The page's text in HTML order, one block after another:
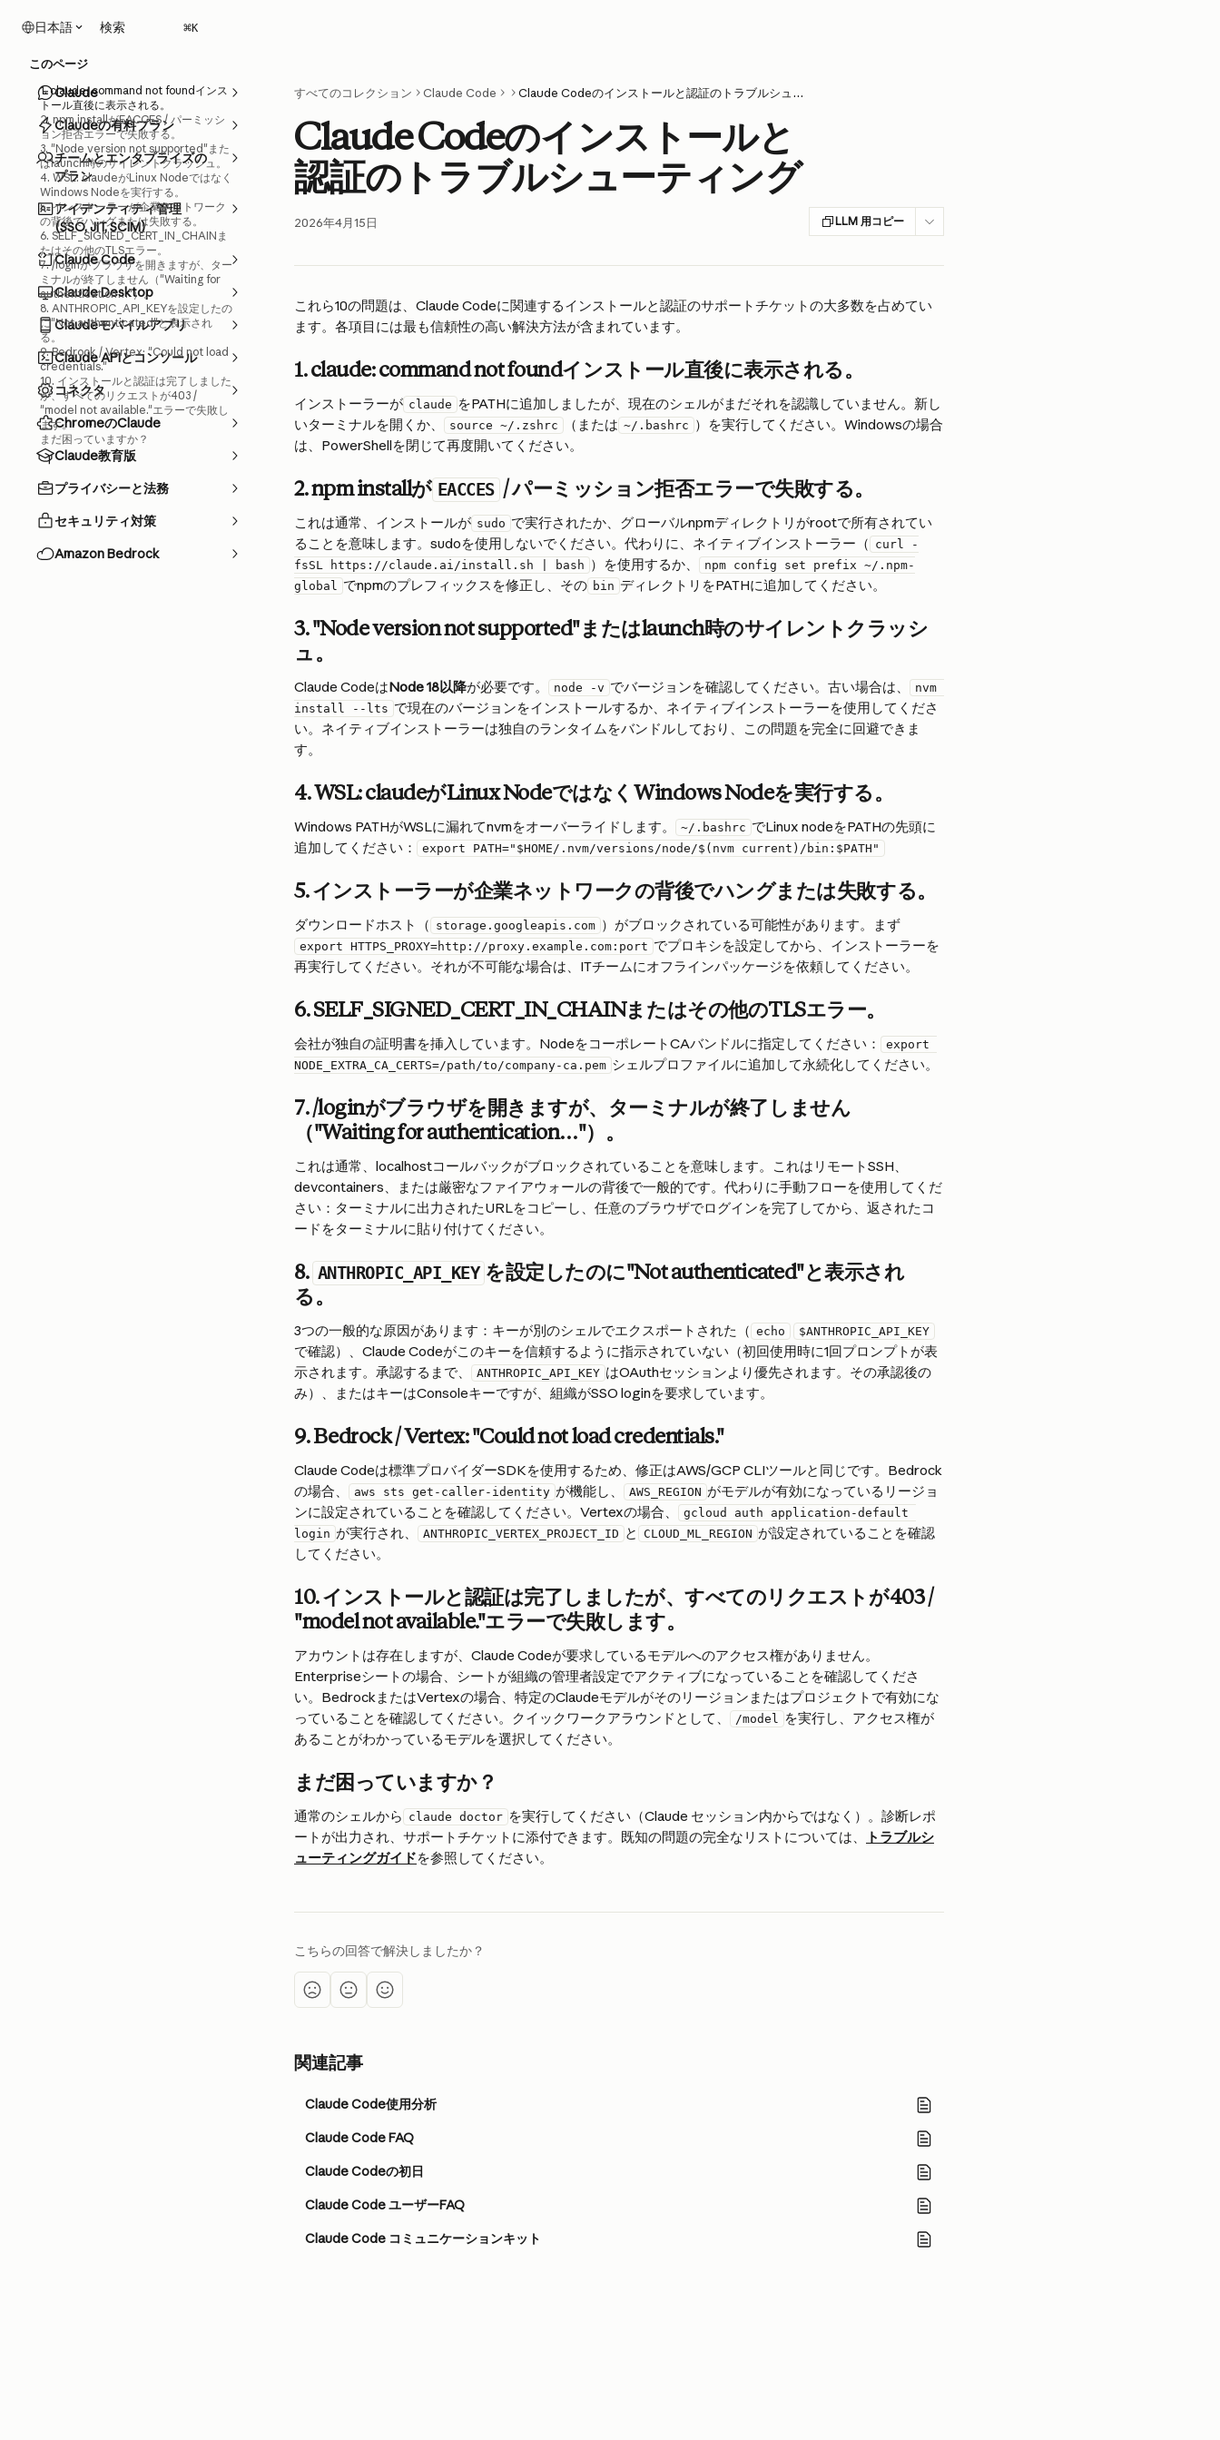
日本語 検索 ⌘K
Claude
Claudeの有料プラン
チームとエンタプライズの
プラン
アイデンティティ管理
(SSO, JIT, SCIM)
Claude Code
Claude Desktop
Claudeモバイルアプリ
Claude APIとコンソール
コネクタ
ChromeのClaude
Claude教育版
プライバシーと法務
セキュリティ対策
Amazon Bedrock
すべてのコレクション Claude Code Claude Codeのインストールと認証のトラブルシューティング
Claude Codeのインストールと
認証のトラブルシューティング
2026年4月15日 LLM 用コピー
これら10の問題は、Claude Codeに関連するインストールと認証のサポートチケットの大多数を占めてい
ます。各項目には最も信頼性の高い解決方法が含まれています。
1. claude: command not foundインストール直後に表示される。
インストーラーが claude をPATHに追加しましたが、現在のシェルがまだそれを認識していません。新し
いターミナルを開くか、
source ~/.zshrc （または ~/.bashrc ）を実行してください。Windowsの場合
は、PowerShellを閉じて再度開いてください。
2. npm installが EACCES / パーミッション拒否エラーで失敗する。
これは通常、インストールが sudo で実行されたか、グローバルnpmディレクトリがrootで所有されてい
ることを意味します。sudoを使用しないでください。代わりに、ネイティブインストーラー（ curl -
fsSL https://claude.ai/install.sh | bash ）を使用するか、
npm config set prefix ~/.npm-
global でnpmのプレフィックスを修正し、その bin ディレクトリをPATHに追加してください。
3. "Node version not supported"またはlaunch時のサイレントクラッシ
ュ。
Claude CodeはNode 18以降が必要です。 node -v でバージョンを確認してください。古い場合は、
nvm
install --lts で現在のバージョンをインストールするか、ネイティブインストーラーを使用してくださ
い。ネイティブインストーラーは独自のランタイムをバンドルしており、この問題を完全に回避できま
す。
4. WSL: claudeがLinux NodeではなくWindows Nodeを実行する。
Windows PATHがWSLに漏れてnvmをオーバーライドします。 ~/.bashrc でLinux nodeをPATHの先頭に
追加してください：
export PATH="$HOME/.nvm/versions/node/$(nvm current)/bin:$PATH"
5. インストーラーが企業ネットワークの背後でハングまたは失敗する。
ダウンロードホスト（ storage.googleapis.com ）がブロックされている可能性があります。まず
export HTTPS_PROXY=http://proxy.example.com:port でプロキシを設定してから、インストーラーを
再実行してください。それが不可能な場合は、ITチームにオフラインパッケージを依頼してください。
6. SELF_SIGNED_CERT_IN_CHAINまたはその他のTLSエラー。
会社が独自の証明書を挿入しています。NodeをコーポレートCAバンドルに指定してください：
export
NODE_EXTRA_CA_CERTS=/path/to/company-ca.pem シェルプロファイルに追加して永続化してください。
7. /loginがブラウザを開きますが、ターミナルが終了しません
（"Waiting for authentication…"）。
これは通常、localhostコールバックがブロックされていることを意味します。これはリモートSSH、
devcontainers、または厳密なファイアウォールの背後で一般的です。代わりに手動フローを使用してくだ
さい：ターミナルに出力されたURLをコピーし、任意のブラウザでログインを完了してから、返されたコ
ードをターミナルに貼り付けてください。
8. ANTHROPIC_API_KEY を設定したのに"Not authenticated"と表示され
る。
3つの一般的な原因があります：キーが別のシェルでエクスポートされた（ echo $ANTHROPIC_API_KEY
で確認）、Claude Codeがこのキーを信頼するように指示されていない（初回使用時に1回プロンプトが表
示されます。承認するまで、
ANTHROPIC_API_KEY はOAuthセッションより優先されます。その承認後の
み）、またはキーはConsoleキーですが、組織がSSO loginを要求しています。
9. Bedrock / Vertex: "Could not load credentials."
Claude Codeは標準プロバイダーSDKを使用するため、修正はAWS/GCP CLIツールと同じです。Bedrock
の場合、
aws sts get-caller-identity が機能し、 AWS_REGION がモデルが有効になっているリージョ
ンに設定されていることを確認してください。Vertexの場合、
gcloud auth application-default
login が実行され、 ANTHROPIC_VERTEX_PROJECT_ID と CLOUD_ML_REGION が設定されていることを確認
してください。
10. インストールと認証は完了しましたが、すべてのリクエストが403 /
"model not available."エラーで失敗します。
アカウントは存在しますが、Claude Codeが要求しているモデルへのアクセス権がありません。
Enterpriseシートの場合、シートが組織の管理者設定でアクティブになっていることを確認してくださ
い。BedrockまたはVertexの場合、特定のClaudeモデルがそのリージョンまたはプロジェクトで有効にな
っていることを確認してください。クイックワークアラウンドとして、
/model を実行し、アクセス権が
あることがわかっているモデルを選択してください。
まだ困っていますか？
通常のシェルから claude doctor を実行してください（Claude セッション内からではなく）。診断レポ
ートが出力され、サポートチケットに添付できます。既知の問題の完全なリストについては、
トラブルシ
ューティングガイドを参照してください。
こちらの回答で解決しましたか？
関連記事
Claude Code使用分析
Claude Code FAQ
Claude Codeの初日
Claude Code ユーザーFAQ
Claude Code コミュニケーションキット
このページ
1. claude: command not foundインス
トール直後に表示される。
2. npm installがEACCES / パーミッシ
ョン拒否エラーで失敗する。
3. "Node version not supported"また
はlaunch時のサイレントクラッシュ。
4. WSL: claudeがLinux Nodeではなく
Windows Nodeを実行する。
5. インストーラーが企業ネットワーク
の背後でハングまたは失敗する。
6. SELF_SIGNED_CERT_IN_CHAINま
たはその他のTLSエラー。
7. /loginがブラウザを開きますが、ター
ミナルが終了しません（"Waiting for
authentication…"）。
8. ANTHROPIC_API_KEYを設定したの
に"Not authenticated"と表示され
る。
9. Bedrock / Vertex: "Could not load
credentials."
10. インストールと認証は完了しました
が、すべてのリクエストが403 /
"model not available."エラーで失敗し
ます。
まだ困っていますか？